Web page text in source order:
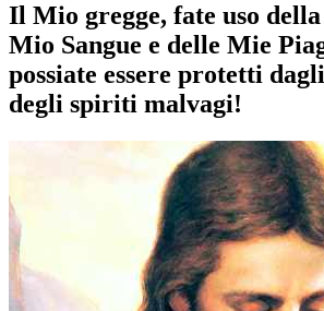
Il Mio gregge, fate uso
Mio Sangue e delle Mie
possiate essere protetti
degli spiriti malvagi!